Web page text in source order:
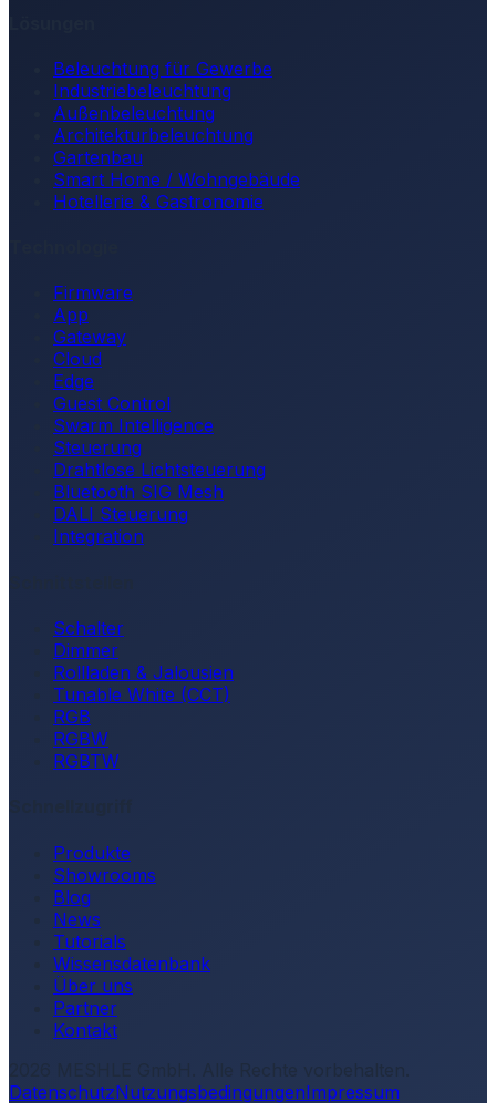
Beleuchtung für Gewerbe
Industriebeleuchtung
Außenbeleuchtung
Architekturbeleuchtung
Gartenbau
Smart Home / Wohngebäude
Hotellerie & Gastronomie
Firmware
App
Gateway
Cloud
Edge
Guest Control
Swarm Intelligence
Steuerung
Drahtlose Lichtsteuerung
Bluetooth SIG Mesh
DALI Steuerung
Integration
Schalter
Dimmer
Rollladen & Jalousien
Tunable White (CCT)
RGB
RGBW
RGBTW
Produkte
Showrooms
Blog
News
Tutorials
Wissensdatenbank
Über uns
Partner
Kontakt
DatenschutzNutzungsbedingungenImpressum